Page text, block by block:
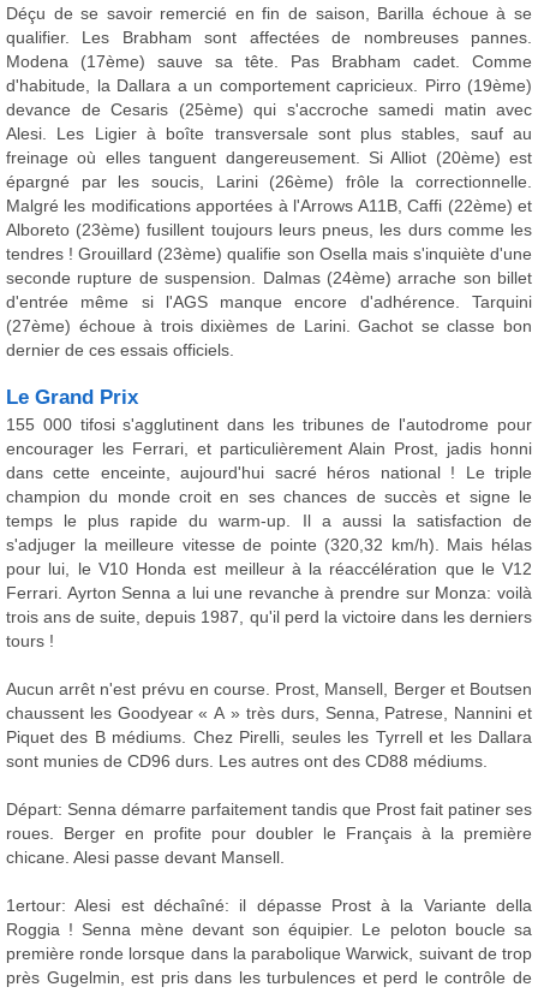
Déçu de se savoir remercié en fin de saison, Barilla échoue à se
qualifier. Les Brabham sont affectées de nombreuses pannes.
Modena (17ème) sauve sa tête. Pas Brabham cadet. Comme
d'habitude, la Dallara a un comportement capricieux. Pirro (19ème)
devance de Cesaris (25ème) qui s'accroche samedi matin avec
Alesi. Les Ligier à boîte transversale sont plus stables, sauf au
freinage où elles tanguent dangereusement. Si Alliot (20ème) est
épargné par les soucis, Larini (26ème) frôle la correctionnelle.
Malgré les modifications apportées à l'Arrows A11B, Caffi (22ème) et
Alboreto (23ème) fusillent toujours leurs pneus, les durs comme les
tendres ! Grouillard (23ème) qualifie son Osella mais s'inquiète d'une
seconde rupture de suspension. Dalmas (24ème) arrache son billet
d'entrée même si l'AGS manque encore d'adhérence. Tarquini
(27ème) échoue à trois dixièmes de Larini. Gachot se classe bon
dernier de ces essais officiels.
Le Grand Prix
155 000 tifosi s'agglutinent dans les tribunes de l'autodrome pour
encourager les Ferrari, et particulièrement Alain Prost, jadis honni
dans cette enceinte, aujourd'hui sacré héros national ! Le triple
champion du monde croit en ses chances de succès et signe le
temps le plus rapide du warm-up. Il a aussi la satisfaction de
s'adjuger la meilleure vitesse de pointe (320,32 km/h). Mais hélas
pour lui, le V10 Honda est meilleur à la réaccélération que le V12
Ferrari. Ayrton Senna a lui une revanche à prendre sur Monza: voilà
trois ans de suite, depuis 1987, qu'il perd la victoire dans les derniers
tours !
Aucun arrêt n'est prévu en course. Prost, Mansell, Berger et Boutsen
chaussent les Goodyear « A » très durs, Senna, Patrese, Nannini et
Piquet des B médiums. Chez Pirelli, seules les Tyrrell et les Dallara
sont munies de CD96 durs. Les autres ont des CD88 médiums.
Départ: Senna démarre parfaitement tandis que Prost fait patiner ses
roues. Berger en profite pour doubler le Français à la première
chicane. Alesi passe devant Mansell.
1ertour: Alesi est déchaîné: il dépasse Prost à la Variante della
Roggia ! Senna mène devant son équipier. Le peloton boucle sa
première ronde lorsque dans la parabolique Warwick, suivant de trop
près Gugelmin, est pris dans les turbulences et perd le contrôle de